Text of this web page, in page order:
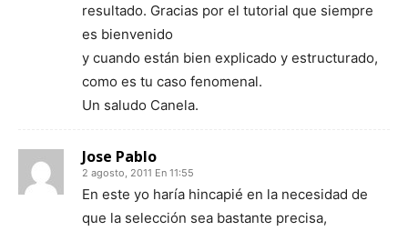
resultado. Gracias por el tutorial que siempre
es bienvenido
y cuando están bien explicado y estructurado,
como es tu caso fenomenal.
Un saludo Canela.
Jose Pablo
2 agosto, 2011 En 11:55
En este yo haría hincapié en la necesidad de
que la selección sea bastante precisa,